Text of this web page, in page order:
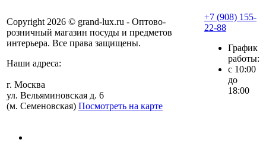
Copyright 2026 © grand-lux.ru - Оптово-
розничный магазин посуды и предметов
интерьера. Все права защищены.
Наши адреса:
г. Москва
ул. Вельяминовская д. 6
(м. Семеновская) Посмотреть на карте
+7 (908) 155-
22-88
График
работы:
с 10:00
до
18:00